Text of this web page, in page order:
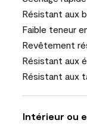
Résistant aux
Faible teneur
Revêtement
Résistant aux
Résistant aux
Intérieur ou